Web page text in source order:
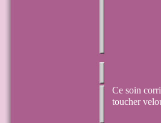
Ce soin
toucher